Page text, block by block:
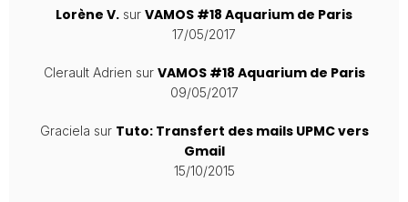
Lorène V. sur VAMOS #18 Aquarium de Paris
17/05/2017
Clerault Adrien sur VAMOS #18 Aquarium de Paris
09/05/2017
Graciela sur Tuto: Transfert des mails UPMC vers
Gmail
15/10/2015